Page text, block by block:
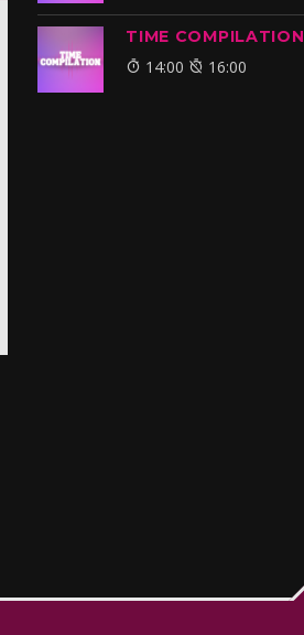
TIME COMPILATION
14:00 16:00